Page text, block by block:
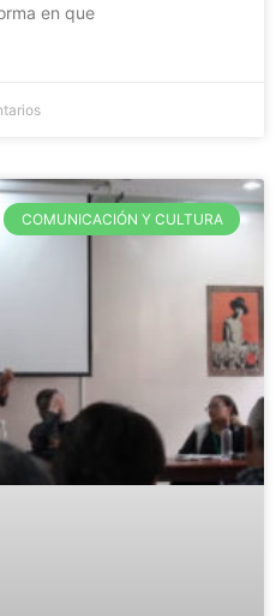
en que
COMUNICACIÓN Y CULTURA